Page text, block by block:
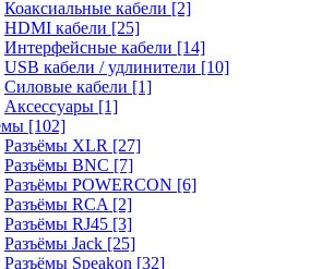
Коаксиальные кабели [2]
HDMI кабели [25]
Интерфейсные кабели [14]
USB кабели / удлинители [10]
Силовые кабели [1]
Аксессуары [1]
[102]
Разъёмы XLR [27]
Разъёмы BNC [7]
Разъёмы POWERCON [6]
Разъёмы RCA [2]
Разъёмы RJ45 [3]
Разъёмы Jack [25]
Разъёмы Speakon [32]